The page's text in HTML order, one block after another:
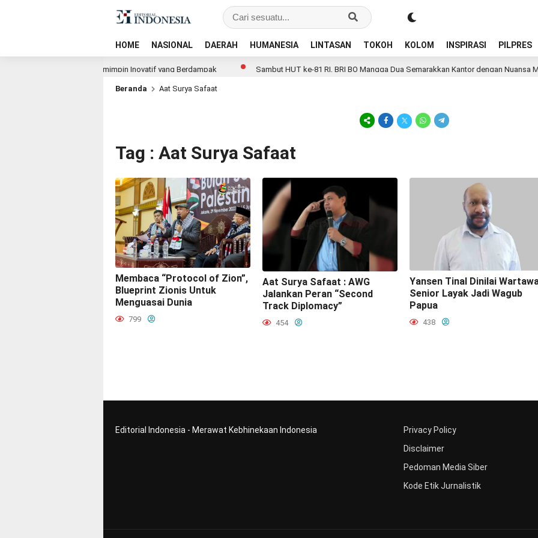
HOME NASIONAL DAERAH HUMANESIA LINTASAN TOKOH KOLOM INSPIRASI PILPRES
Dorong Lahirnya Pemimpin Inovatif yang Berdampak Sambut HUT ke-81 RI, BRI BO Mangga Dua Semarakkan Kantor dengan Nuansa
Beranda Aat Surya Safaat
Tag : Aat Surya Safaat
Membaca “Protocol of Zion”,
Blueprint Zionis Untuk
Menguasai Dunia
799
Aat Surya Safaat : AWG
Jalankan Peran “Second
Track Diplomacy”
454
Yansen Tinal Dinilai
Senior Layak Jadi Wagub
Papua
438
Privacy Policy
Disclaimer
Pedoman Media Siber
Kode Etik Jurnalistik
Editorial Indonesia - Merawat Kebhinekaan Indonesia